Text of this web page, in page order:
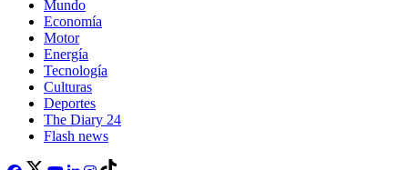
Mundo
Economía
Motor
Energía
Tecnología
Culturas
Deportes
The Diary 24
Flash news